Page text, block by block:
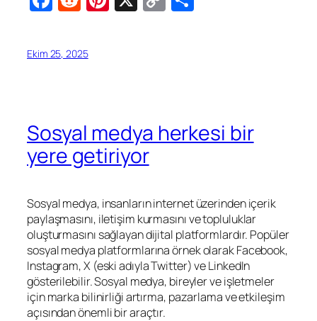
Ekim 25, 2025
Sosyal medya herkesi bir
yere getiriyor
Sosyal medya, insanların internet üzerinden içerik
paylaşmasını, iletişim kurmasını ve topluluklar
oluşturmasını sağlayan dijital platformlardır. Popüler
sosyal medya platformlarına örnek olarak Facebook,
Instagram, X (eski adıyla Twitter) ve LinkedIn
gösterilebilir. Sosyal medya, bireyler ve işletmeler
için marka bilinirliği artırma, pazarlama ve etkileşim
açısından önemli bir araçtır.